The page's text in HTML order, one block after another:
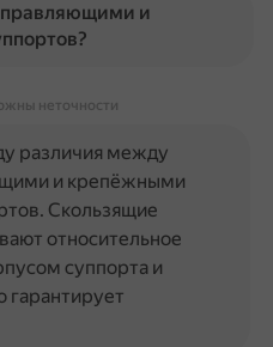
и
неточности
различия между
и крепёжными
Скользящие
относительное
суппорта и
гарантирует